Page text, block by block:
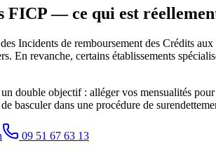
FICP — ce qui est
Incidents de remboursement des Crédits
En revanche, certains établissements
double objectif : alléger vos mensualités
basculer dans une procédure de
09 51 67 63 13